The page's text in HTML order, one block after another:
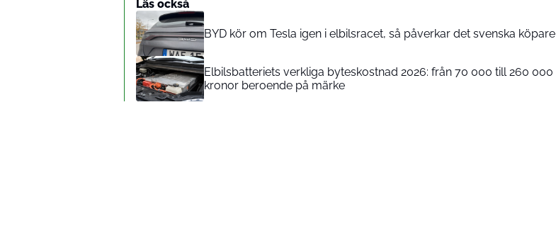
Läs också
BYD kör om Tesla igen i elbilsracet, så påverkar det svenska köpare
Elbilsbatteriets verkliga byteskostnad 2026: från 70 000 till 260 000
kronor beroende på märke